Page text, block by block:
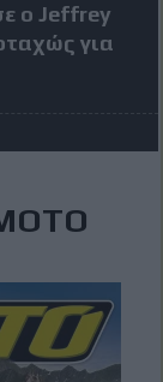
ο Jeffrey
για
μέση